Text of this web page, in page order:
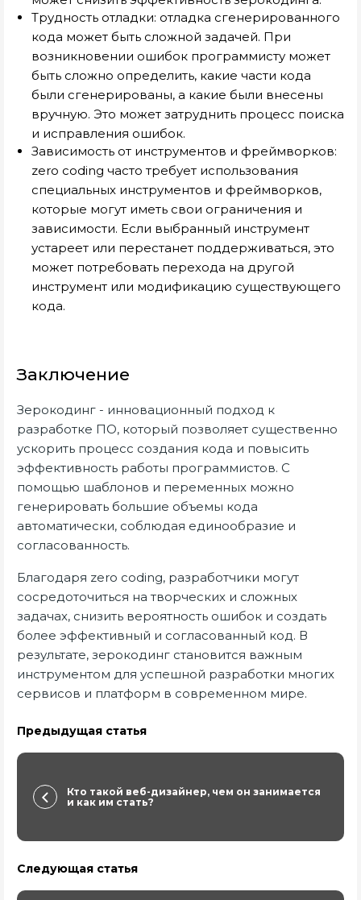
Трудность отладки: отладка сгенерированного
кода может быть сложной задачей. При
возникновении ошибок программисту может
быть сложно определить, какие части кода
были сгенерированы, а какие были внесены
вручную. Это может затруднить процесс поиска
и исправления ошибок.
Зависимость от инструментов и фреймворков:
zero coding часто требует использования
специальных инструментов и фреймворков,
которые могут иметь свои ограничения и
зависимости. Если выбранный инструмент
устареет или перестанет поддерживаться, это
может потребовать перехода на другой
инструмент или модификацию существующего
кода.
Заключение
Зерокодинг - инновационный подход к
разработке ПО, который позволяет существенно
ускорить процесс создания кода и повысить
эффективность работы программистов. С
помощью шаблонов и переменных можно
генерировать большие объемы кода
автоматически, соблюдая единообразие и
согласованность.
Благодаря zero coding, разработчики могут
сосредоточиться на творческих и сложных
задачах, снизить вероятность ошибок и создать
более эффективный и согласованный код. В
результате, зерокодинг становится важным
инструментом для успешной разработки многих
сервисов и платформ в современном мире.
Предыдущая статья
Кто такой веб-дизайнер, чем он занимается
и как им стать?
Следующая статья